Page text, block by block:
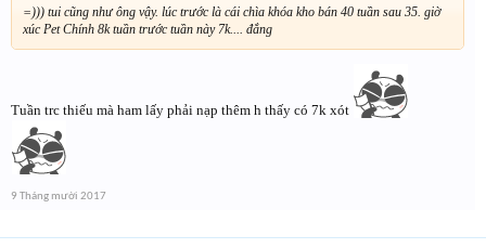
=))) tui cũng như ông vậy. lúc trước là cái chìa khóa kho bán 40 tuần sau 35. giờ
xúc Pet Chính 8k tuần trước tuần này 7k.... đắng
Tuần trc thiếu mà ham lấy phải nạp thêm h thấy có 7k xót
9 Tháng mười 2017